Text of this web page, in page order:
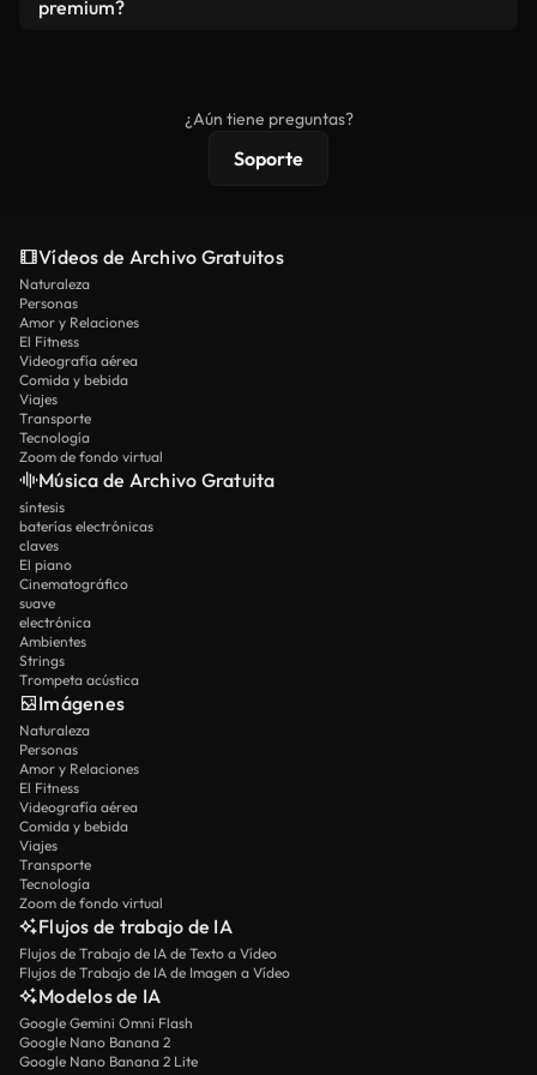
premium?
protecciones de licencia extendidas.
¿Aún tiene preguntas?
Soporte
Vídeos de Archivo Gratuitos
Naturaleza
Personas
Amor y Relaciones
El Fitness
Videografía aérea
Comida y bebida
Viajes
Transporte
Tecnología
Zoom de fondo virtual
Música de Archivo Gratuita
síntesis
baterías electrónicas
claves
El piano
Cinematográfico
suave
electrónica
Ambientes
Strings
Trompeta acústica
Imágenes
Naturaleza
Personas
Amor y Relaciones
El Fitness
Videografía aérea
Comida y bebida
Viajes
Transporte
Tecnología
Zoom de fondo virtual
Flujos de trabajo de IA
Flujos de Trabajo de IA de Texto a Vídeo
Flujos de Trabajo de IA de Imagen a Vídeo
Modelos de IA
Google Gemini Omni Flash
Google Nano Banana 2
Google Nano Banana 2 Lite